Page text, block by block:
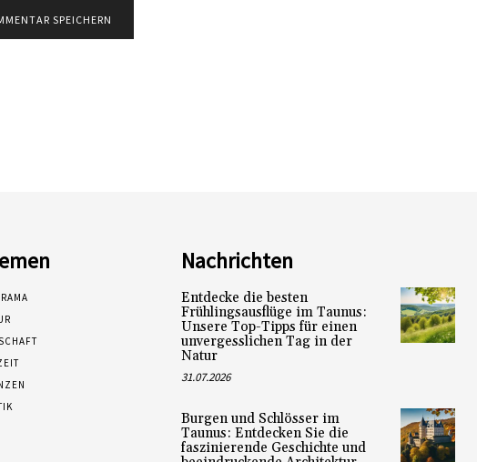
Nachrichten
Entdecke die besten
Frühlingsausflüge im Taunus:
Unsere Top-Tipps für einen
unvergesslichen Tag in der
Natur
31.07.2026
Burgen und Schlösser im
Taunus: Entdecken Sie die
faszinierende Geschichte und